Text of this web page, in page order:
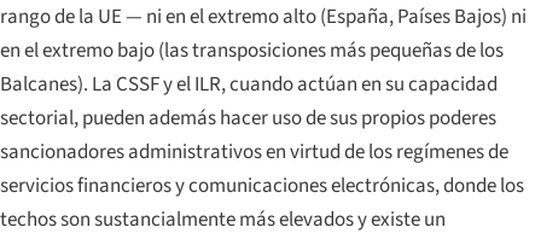
rango de la UE — ni en el extremo alto (España, Países Bajos) ni
en el extremo bajo (las transposiciones más pequeñas de los
Balcanes). La CSSF y el ILR, cuando actúan en su capacidad
sectorial, pueden además hacer uso de sus propios poderes
sancionadores administrativos en virtud de los regímenes de
servicios financieros y comunicaciones electrónicas, donde los
techos son sustancialmente más elevados y existe un